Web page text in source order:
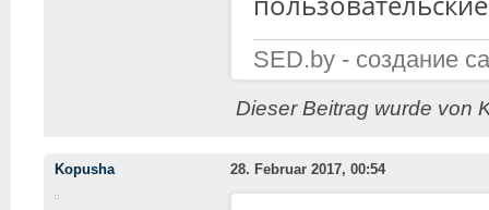
SED.by - создание
Dieser Beitrag wurde von
Kopusha 28. Februar 2017, 00:54